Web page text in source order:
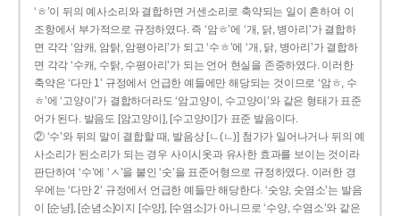
‘ㅎ’이 뒤의 예사소리와 결합하면 거센소리로 축약되는 일이 흔하여 이
조항에서 부가적으로 규정하였다. 즉 ‘암ㅎ’에 ‘개, 닭, 병아리’가 결합하
면 각각 ‘암캐, 암탉, 암평아리’가 되고 ‘수ㅎ’에 ‘개, 닭, 병아리’가 결합하
면 각각 ‘수캐, 수탉, 수평아리’가 되는 언어 현실을 존중하였다. 이러한
축약은 ‘다만 1’ 규정에서 언급한 예들에만 해당되는 것이므로 ‘암ㅎ, 수
ㅎ’에 ‘고양이’가 결합하더라도 ‘암고양이, 수고양이’와 같은 형태가 표준
어가 된다. 발음도 [암고양이], [수고양이]가 표준 발음이다.
② ‘수’와 뒤의 말이 결합할 때, 발음상 [ㄴ(ㄴ)] 첨가가 일어나거나 뒤의 예
사소리가 된소리가 되는 경우 사이시옷과 유사한 효과를 보이는 것이라
판단하여 ‘수’에 ‘ㅅ’을 붙인 ‘숫’을 표준어형으로 규정하였다. 이러한 경
우에는 ‘다만 2’ 규정에서 언급한 예들만 해당한다. ‘숫양, 숫염소’는 발음
이 [순냥], [순념소]이지 [수양], [수염소]가 아니므로 ‘수양, 수염소’와 같은